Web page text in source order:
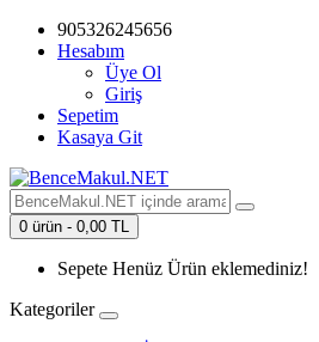
905326245656
Hesabım
Üye Ol
Giriş
Sepetim
Kasaya Git
0 ürün - 0,00 TL
Sepete Henüz Ürün eklemediniz!
Kategoriler